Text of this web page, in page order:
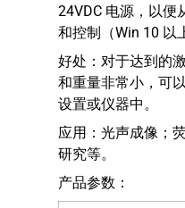
24VDC 电源，以便
和控制（Win 10 以
好处：对于达到的
和重量非常小，可
设置或仪器中。
应用：光声成像；
研究等。
产品参数：